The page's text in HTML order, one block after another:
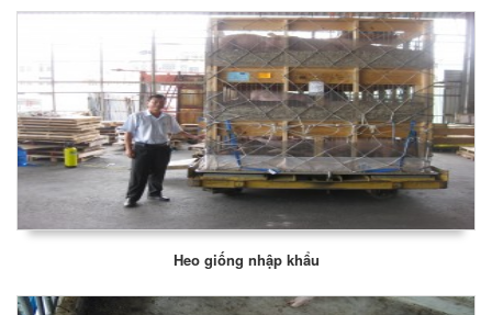
Heo giống nhập khẩu